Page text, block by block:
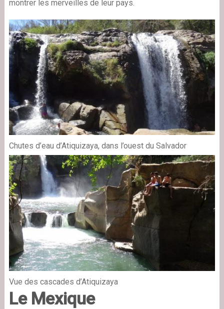
montrer les merveilles de leur pays.
Chutes d’eau d’Atiquizaya, dans l’ouest du Salvador
Vue des cascades d’Atiquizaya
Le Mexique